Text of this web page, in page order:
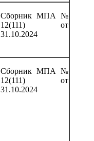
Сборник МПА №
12(111) от
31.10.2024
Сборник МПА №
12(111) от
31.10.2024